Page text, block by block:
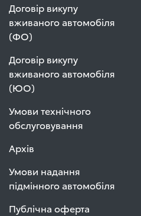
Договір викупу
вживаного автомобіля
(ФО)
Договір викупу
вживаного автомобіля
(ЮО)
Умови технічного
обслуговування
Архів
Умови надання
підмінного автомобіля
Публічна оферта